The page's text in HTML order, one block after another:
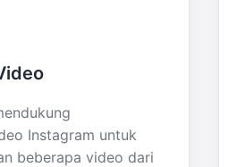
Instagram untuk
beberapa video dari